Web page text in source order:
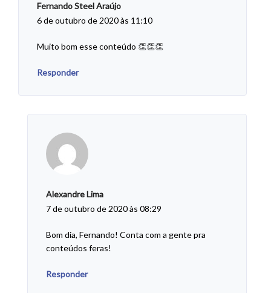
Fernando Steel Araújo
6 de outubro de 2020 às 11:10
Muito bom esse conteúdo 👏👏👏
Responder
Alexandre Lima
7 de outubro de 2020 às 08:29
Bom dia, Fernando! Conta com a gente pra
conteúdos feras!
Responder